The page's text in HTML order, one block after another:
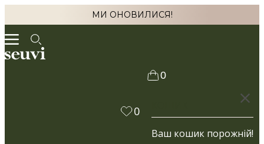
МИ ОНОВИЛИСЯ!
0
0
Ваш кошик порожній!